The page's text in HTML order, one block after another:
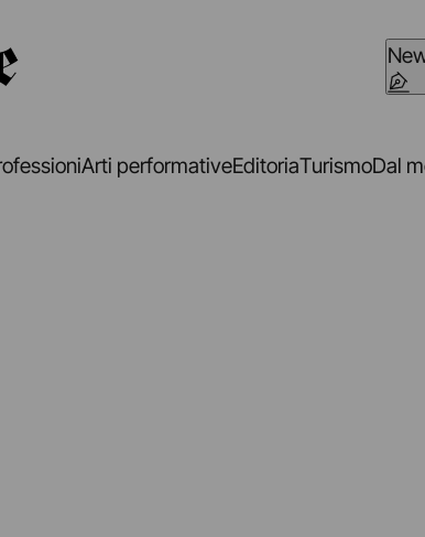
Arti performativeEditoriaTurismoDal